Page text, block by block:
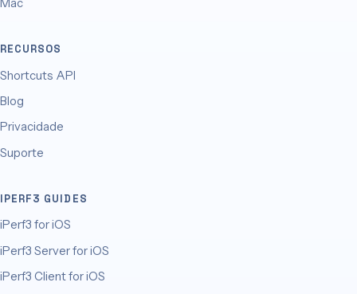
Mac
RECURSOS
Shortcuts API
Blog
Privacidade
Suporte
IPERF3 GUIDES
iPerf3 for iOS
iPerf3 Server for iOS
iPerf3 Client for iOS